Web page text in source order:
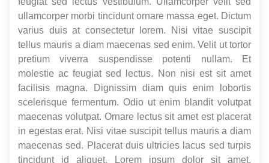
ullamcorper morbi tincidunt ornare massa eget. Dictum
varius duis at consectetur lorem. Nisi vitae suscipit
tellus mauris a diam maecenas sed enim. Velit ut tortor
pretium viverra suspendisse potenti nullam. Et
molestie ac feugiat sed lectus. Non nisi est sit amet
facilisis magna. Dignissim diam quis enim lobortis
scelerisque fermentum. Odio ut enim blandit volutpat
maecenas volutpat. Ornare lectus sit amet est placerat
in egestas erat. Nisi vitae suscipit tellus mauris a diam
maecenas sed. Placerat duis ultricies lacus sed turpis
tincidunt id aliquet. Lorem ipsum dolor sit amet,